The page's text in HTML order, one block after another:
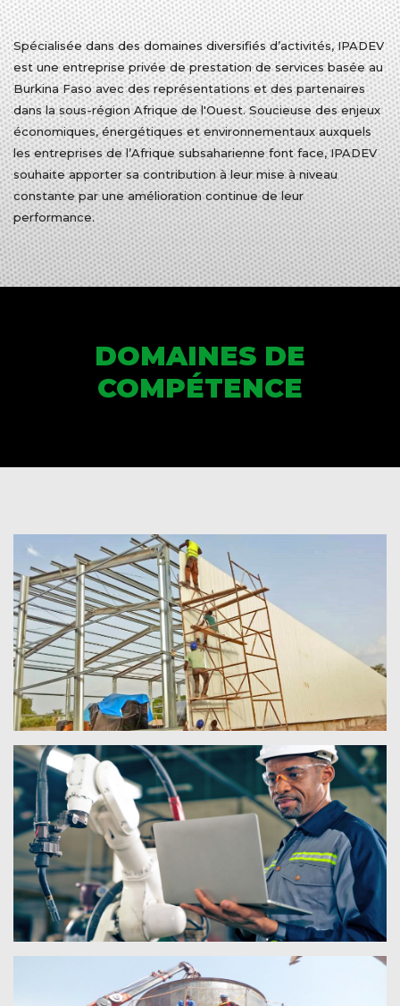
Spécialisée dans des domaines diversifiés d’activités, IPADEV
est une entreprise privée de prestation de services basée au
Burkina Faso avec des représentations et des partenaires
dans la sous-région Afrique de l'Ouest. Soucieuse des enjeux
économiques, énergétiques et environnementaux auxquels
les entreprises de l’Afrique subsaharienne font face, IPADEV
souhaite apporter sa contribution à leur mise à niveau
constante par une amélioration continue de leur
performance.
DOMAINES DE
COMPÉTENCE